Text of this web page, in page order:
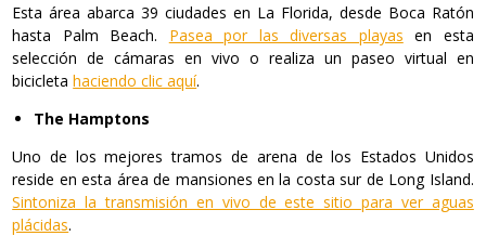
Esta área abarca 39 ciudades en La Florida, desde Boca Ratón
hasta Palm Beach. Pasea por las diversas playas en esta
selección de cámaras en vivo o realiza un paseo virtual en
bicicletahaciendo clic aquí.
The Hamptons
Uno de los mejores tramos de arena de los Estados Unidos
reside en esta área de mansiones en la costa sur de Long Island.
Sintoniza la transmisión en vivo de este sitio para ver aguas
plácidas.